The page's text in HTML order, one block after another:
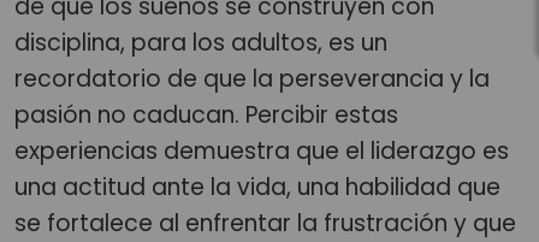
de que los sueños se construyen con
disciplina, para los adultos, es un
recordatorio de que la perseverancia y la
pasión no caducan. Percibir estas
experiencias demuestra que el liderazgo es
una actitud ante la vida, una habilidad que
se fortalece al enfrentar la frustración y que